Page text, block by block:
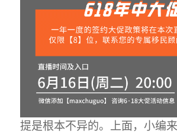
提是根本不异的。上面，小编